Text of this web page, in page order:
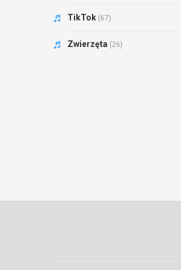
TikTok (67)
Zwierzęta (26)